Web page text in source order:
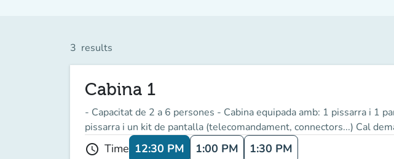
3 results
Cabina 1
- Capacitat de 2 a 6 persones - Cabina equipada amb: 1 pissarra i 1
pissarra i un kit de pantalla (telecomandament, connectors...) Cal
schedule Time 12:30 PM 1:00 PM 1:30 PM